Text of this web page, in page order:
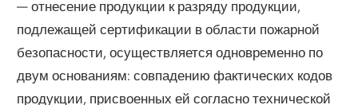
— отнесение продукции к разряду продукции,
подлежащей сертификации в области пожарной
безопасности, осуществляется одновременно по
двум основаниям: совпадению фактических кодов
продукции, присвоенных ей согласно технической